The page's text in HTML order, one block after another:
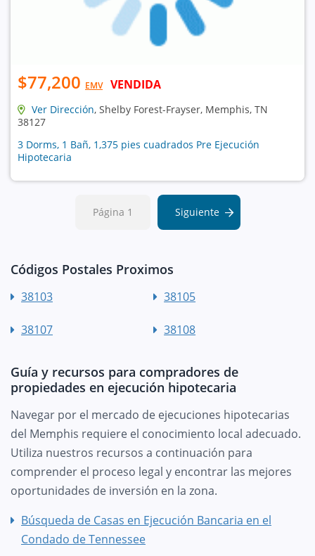
$77,200 EMV VENDIDA
Ver Dirección, Shelby Forest-Frayser, Memphis, TN
38127
3 Dorms, 1 Bañ, 1,375 pies cuadrados Pre Ejecución
Hipotecaria
Página 1 Siguiente
Códigos Postales Proximos
38103 38105
38107 38108
Guía y recursos para compradores de
propiedades en ejecución hipotecaria
Navegar por el mercado de ejecuciones hipotecarias
del Memphis requiere el conocimiento local adecuado.
Utiliza nuestros recursos a continuación para
comprender el proceso legal y encontrar las mejores
oportunidades de inversión en la zona.
Búsqueda de Casas en Ejecución Bancaria en el
Condado de Tennessee